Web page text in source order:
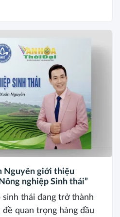
Nguyên giới thiệu
nghiệp Sinh thái”
sinh thái đang trở thành
quan trọng hàng đầu